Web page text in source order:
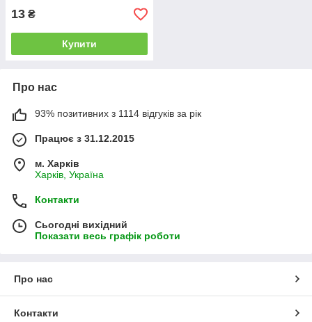
13 ₴
Купити
Про нас
93% позитивних з 1114 відгуків за рік
Працює з 31.12.2015
м. Харків
Харків, Україна
Контакти
Сьогодні вихідний
Показати весь графік роботи
Про нас
Контакти